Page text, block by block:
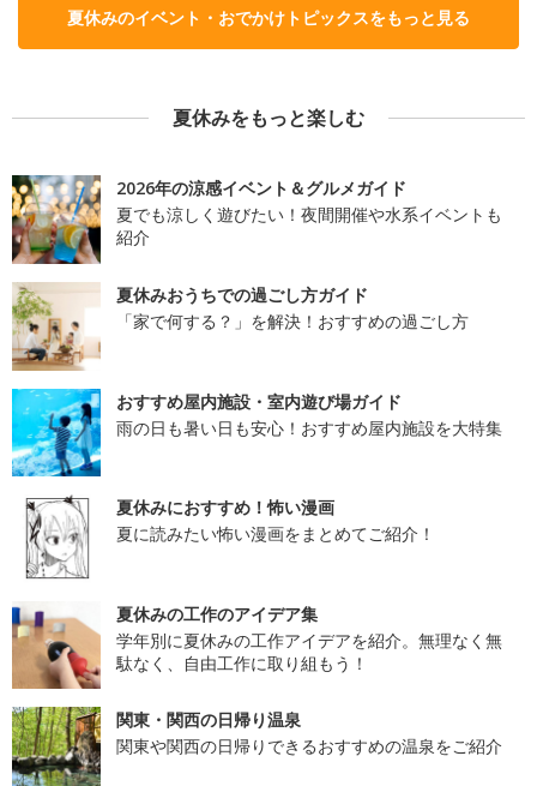
夏休みのイベント・おでかけトピックスをもっと見る
夏休みをもっと楽しむ
2026年の涼感イベント＆グルメガイド
夏でも涼しく遊びたい！夜間開催や水系イベントも
紹介
夏休みおうちでの過ごし方ガイド
「家で何する？」を解決！おすすめの過ごし方
おすすめ屋内施設・室内遊び場ガイド
雨の日も暑い日も安心！おすすめ屋内施設を大特集
夏休みにおすすめ！怖い漫画
夏に読みたい怖い漫画をまとめてご紹介！
夏休みの工作のアイデア集
学年別に夏休みの工作アイデアを紹介。無理なく無
駄なく、自由工作に取り組もう！
関東・関西の日帰り温泉
関東や関西の日帰りできるおすすめの温泉をご紹介